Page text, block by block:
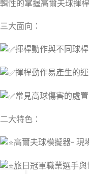
輯性的掌握高爾夫球揮
三大面向：
揮桿動作與不同球
揮桿動作易產生的
常見高球傷害的處
二大特色：
高爾夫球模擬器- 現
旅日冠軍職業選手